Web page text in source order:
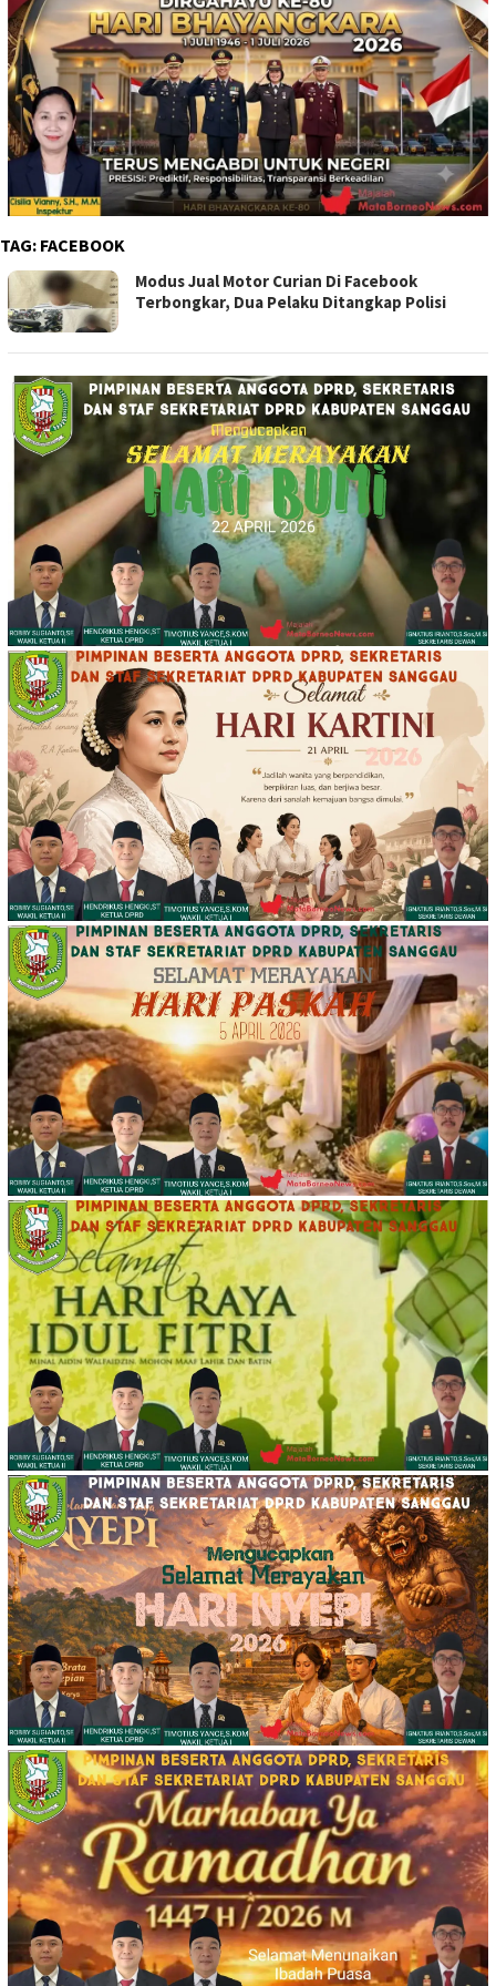
TAG: FACEBOOK
Modus Jual Motor Curian Di Facebook
Terbongkar, Dua Pelaku Ditangkap Polisi